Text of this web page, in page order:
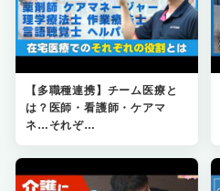
【多職種連携】チーム医療と
は？医師・看護師・ケアマ
ネ…それぞ…